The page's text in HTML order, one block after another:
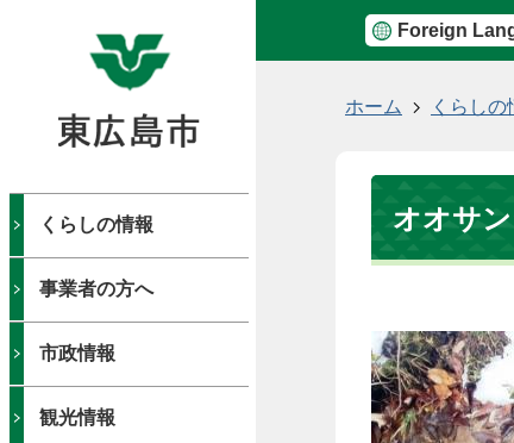
Foreign
くらしの情報
事業者の方へ
市政情報
観光情報
ホーム くらしの
オオサ